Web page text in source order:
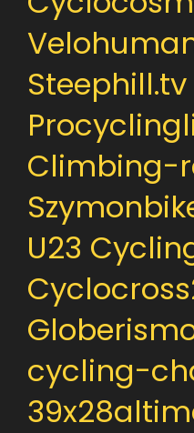
Steephill.tv
Climbing-
U23
cycling-